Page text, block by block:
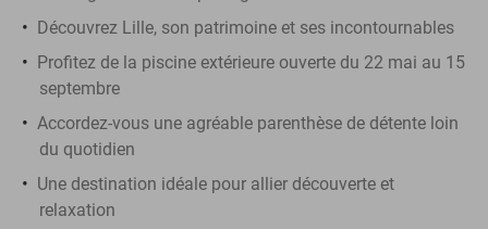
Découvrez Lille, son patrimoine et ses incontournables
Profitez de la piscine extérieure ouverte du 22 mai au 15
septembre
Accordez-vous une agréable parenthèse de détente loin
du quotidien
Une destination idéale pour allier découverte et
relaxation